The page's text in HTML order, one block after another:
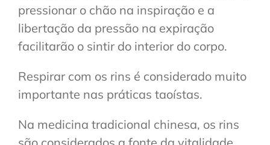
pressionar o chão na inspiração e a
libertação da pressão na expiração
facilitarão o sintir do interior do corpo.
Respirar com os rins é considerado muito
importante nas práticas taoístas.
Na medicina tradicional chinesa, os rins